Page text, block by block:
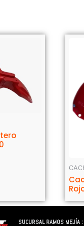
SUCURSAL RAMOS MEJÍA :